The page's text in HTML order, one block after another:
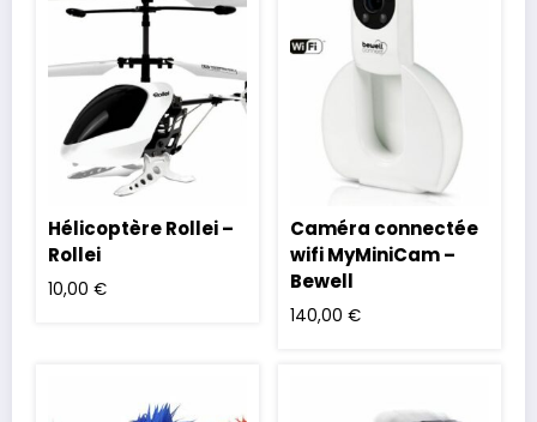
Hélicoptère Rollei –
Rollei
10,00 €
Caméra connectée
wifi MyMiniCam –
Bewell
140,00 €